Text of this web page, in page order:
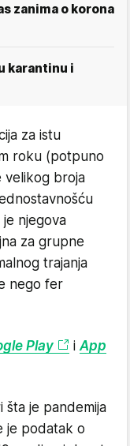
zanima o korona
karantinu i
za istu
roku (potpuno
velikog broja
je njegova
za grupne
trajanja
nego fer
Play i App
šta je pandemija
je podatak o